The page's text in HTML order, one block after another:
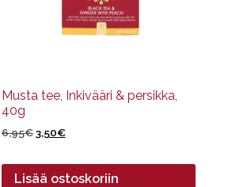
Musta tee, Inkivääri & persikka,
40g
6,95€Alkuperäinen
oli:
6,95€.
3,50€Nykyinen
on:
3,50€.
Lisää ostoskoriin